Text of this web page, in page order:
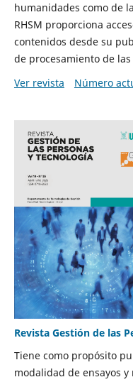
humanidades como de
RHSM proporciona
contenidos desde su
de procesamiento de
Ver revista
Número
Revista Gestión de las
Tiene como propósito
modalidad de ensayos